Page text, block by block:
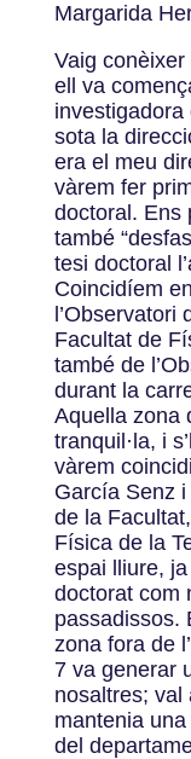
Margarida
Vaig conèixer
ell va
investigadora
sota la
era el meu
vàrem fer
doctoral. Ens
també
tesi doctoral
Coincidíem
l’Observatori
Facultat de
també de
durant la
Aquella zona
tranquil·la, i
vàrem
García Senz i
de la
Física de la
espai lliure,
doctorat com
passadissos.
zona fora de
7 va generar
nosaltres; val
mantenia
del